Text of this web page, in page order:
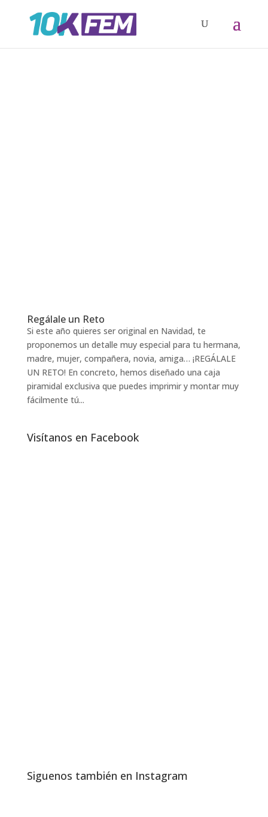
Regálale un Reto
Si este año quieres ser original en Navidad, te
proponemos un detalle muy especial para tu hermana,
madre, mujer, compañera, novia, amiga… ¡REGÁLALE
UN RETO! En concreto, hemos diseñado una caja
piramidal exclusiva que puedes imprimir y montar muy
fácilmente tú...
Visítanos en Facebook
Siguenos también en Instagram